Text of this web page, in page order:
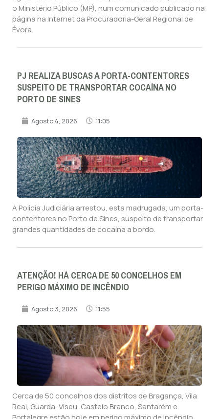
o Ministério Público (MP), num comunicado publicado na
página na Internet da Procuradoria-Geral Regional de
Évora.
PJ REALIZA BUSCAS A PORTA-CONTENTORES
SUSPEITO DE TRANSPORTAR COCAÍNA NO
PORTO DE SINES
Agosto 4, 2026 11:05
A Polícia Judiciária arrestou, esta madrugada, um porta-
contentores no Porto de Sines, suspeito de transportar
grandes quantidades de cocaína a bordo.
ATENÇÃO! HÁ CERCA DE 50 CONCELHOS EM
PERIGO MÁXIMO DE INCÊNDIO
Agosto 3, 2026 11:55
Cerca de 50 concelhos dos distritos de Bragança, Vila
Real, Guarda, Viseu, Castelo Branco, Santarém e